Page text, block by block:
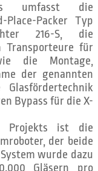
umfasst die
Place-Packer Typ
216-S, die
Transporteure für
die Montage,
der genannten
Bypass für die X-
Projekts ist die
der beide
wurde dazu
Gläsern pro